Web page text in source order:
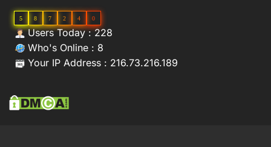
5 8 7 2 4 0
Users Today : 228
Who's Online : 8
Your IP Address : 216.73.216.189